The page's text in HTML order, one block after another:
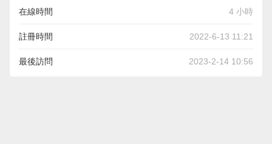
在線時間 4 小時
註冊時間 2022-6-13 11:21
最後訪問 2023-2-14 10:56